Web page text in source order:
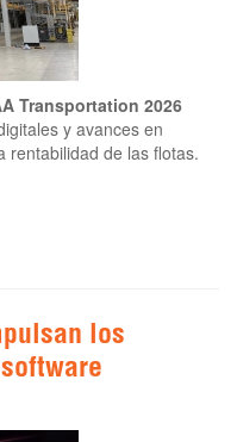
Transportation 2026
y avances en
rentabilidad de las flotas.
los